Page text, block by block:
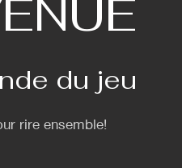
du jeu
rire ensemble!